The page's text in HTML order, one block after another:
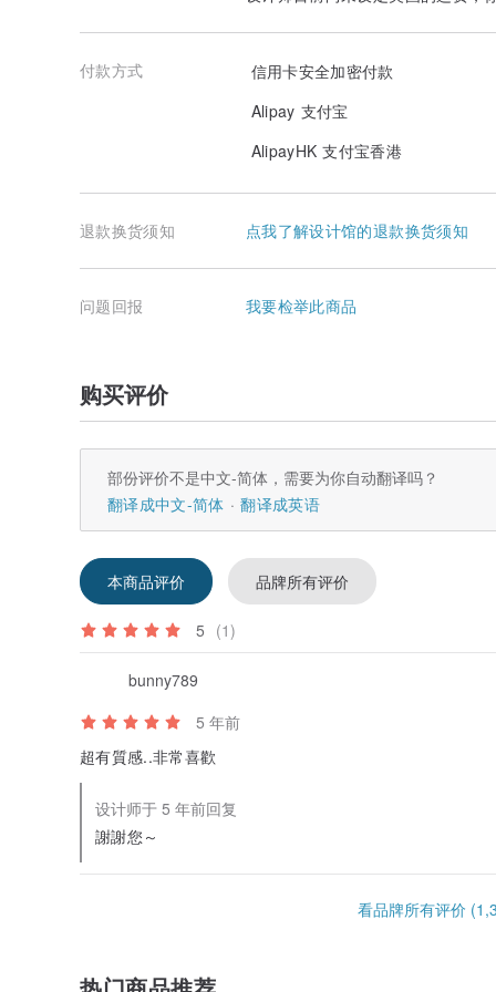
● 因每台屏幕显示的颜色不尽相同，实际颜色以实品为准
付款方式
信用卡安全加密付款
Alipay 支付宝
AlipayHK 支付宝香港
退款换货须知 点我了解设计馆的退款换货须知
问题回报 我要检举此商品
购买评价
部份评价不是中文-简体，需要为你自动翻译吗？
翻译成中文-简体
翻译成英语
本商品评价 品牌所有评价
5 (1)
bunny789
5 年前
超有質感..非常喜歡
设计师于 5 年前回复
謝謝您～
看品牌所有评价